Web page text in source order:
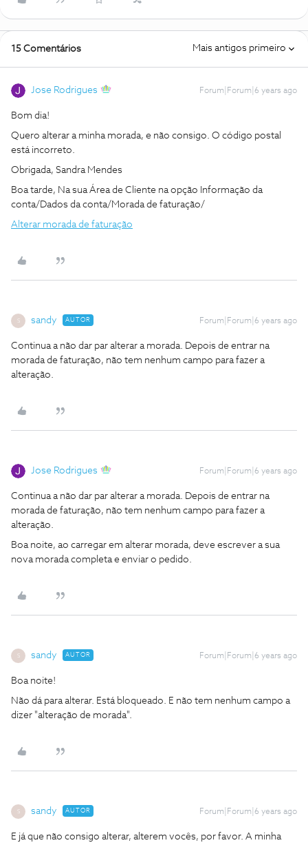
15 Comentários Mais antigos primeiro
Jose Rodrigues Forum|Forum|6 years ago
Bom dia!
Quero alterar a minha morada, e não consigo. O código postal
está incorreto.
Obrigada, Sandra Mendes
Boa tarde, Na sua Área de Cliente na opção Informação da
conta/Dados da conta/Morada de faturação/
Alterar morada de faturação
S sandy AUTOR Forum|Forum|6 years ago
Continua a não dar par alterar a morada. Depois de entrar na
morada de faturação, não tem nenhum campo para fazer a
alteração.
Jose Rodrigues Forum|Forum|6 years ago
Continua a não dar par alterar a morada. Depois de entrar na
morada de faturação, não tem nenhum campo para fazer a
alteração.
Boa noite, ao carregar em alterar morada, deve escrever a sua
nova morada completa e enviar o pedido.
S sandy AUTOR Forum|Forum|6 years ago
Boa noite!
Não dá para alterar. Está bloqueado. E não tem nenhum campo a
dizer "alteração de morada".
S sandy AUTOR Forum|Forum|6 years ago
E já que não consigo alterar, alterem vocês, por favor. A minha